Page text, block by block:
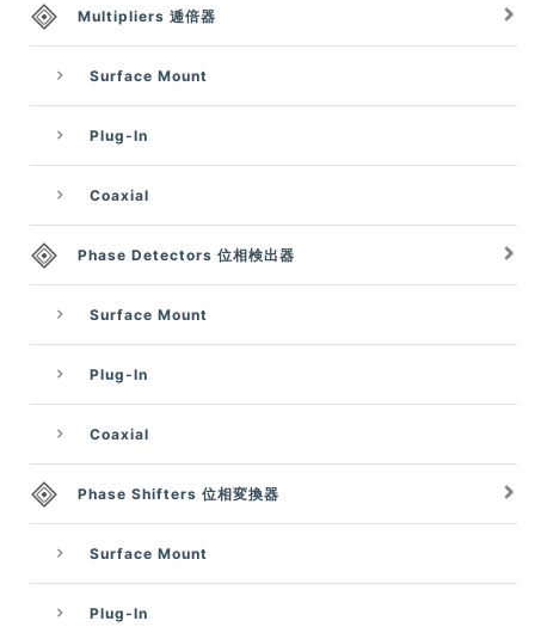
Multipliers 逓倍器
Surface Mount
Plug-In
Coaxial
Phase Detectors 位相検出器
Surface Mount
Plug-In
Coaxial
Phase Shifters 位相変換器
Surface Mount
Plug-In